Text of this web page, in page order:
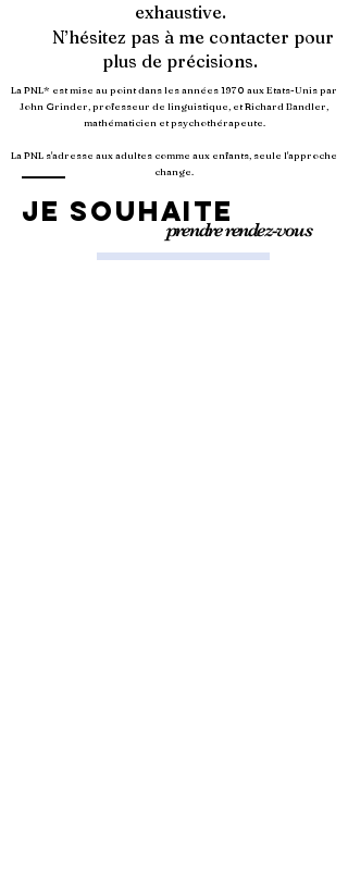
exhaustive.
N’hésitez pas à me contacter pour
plus de précisions.
La PNL* est mise au point dans les années 1970 aux Etats-Unis par
John Grinder, professeur de linguistique, et Richard Bandler,
mathématicien et psychothérapeute.
La PNL s'adresse aux adultes comme aux enfants, seule l'approche
change.
Je souhaite
prendre rendez-vous